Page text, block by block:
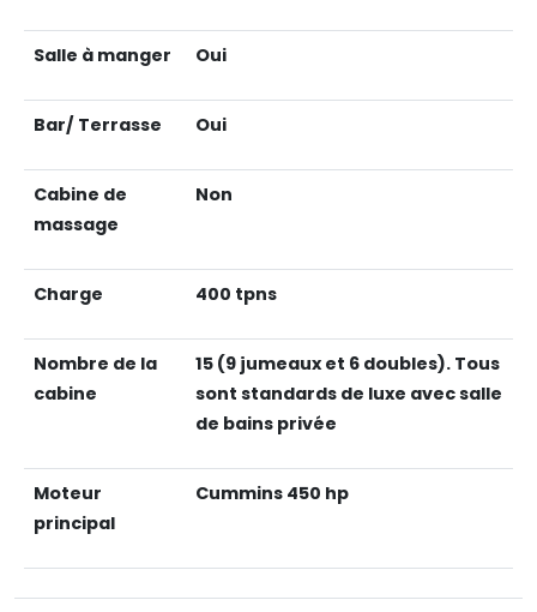
Salle à manger Oui
Bar/ Terrasse Oui
Cabine de
massage
Non
Charge 400 tpns
Nombre de la
cabine
15 (9 jumeaux et 6 doubles). Tous
sont standards de luxe avec salle
de bains privée
Moteur
principal
Cummins 450 hp